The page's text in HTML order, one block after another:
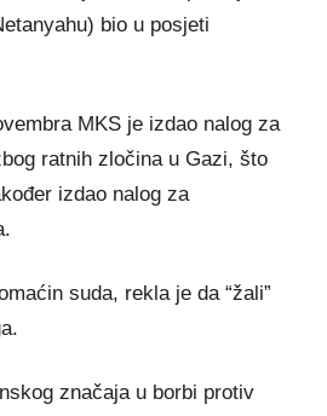
bio u posjeti
MKS je izdao nalog za
ratnih zločina u Gazi, što
izdao nalog za
suda, rekla je da “žali”
značaja u borbi protiv